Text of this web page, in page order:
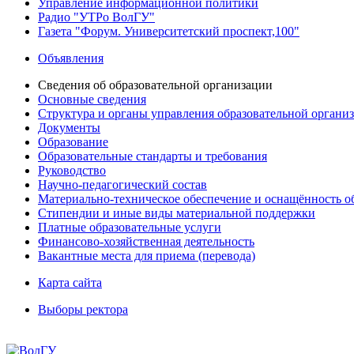
Управление информационной политики
Радио "УТРо ВолГУ"
Газета "Форум. Университетский проспект,100"
Объявления
Сведения об образовательной организации
Основные сведения
Структура и органы управления образовательной
Документы
Образование
Образовательные стандарты и требования
Руководство
Научно-педагогический состав
Материально-техническое обеспечение и оснащённость
Стипендии и иные виды материальной поддержки
Платные образовательные услуги
Финансово-хозяйственная деятельность
Вакантные места для приема (перевода)
Карта сайта
Выборы ректора